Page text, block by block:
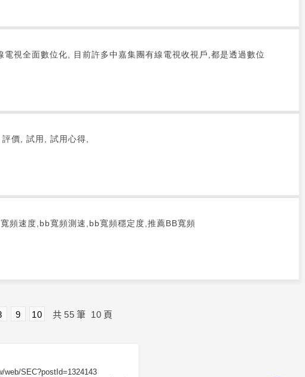
視全面數位化, 目前許多中嘉集團有線電視收視戶,都是透過數位
價, 試用, 試用心得,
頻速度,bb寬頻測速,bb寬頻穩定度,推薦BB寬頻
9 10 共 55 筆 10 頁
web/SEC?postId=1324143